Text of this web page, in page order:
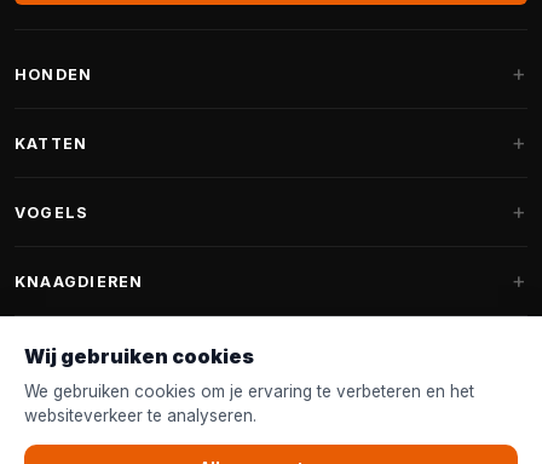
HONDEN
Fantail hondenmanden
Hondenspeelgoed
Halsband & Lijn
Shampoo & Verzorging
KATTEN
Krabpalen voor Maine Coon
Kattenmanden
VOGELS
Vogelvoer binnenvogels
Voederhuisjes
Nestkastjes & Nesting
Tuinvogelvoer
KNAAGDIEREN
Knaagdierenvoer
Accessoires
KLANTENSERVICE
Wij gebruiken cookies
We gebruiken cookies om je ervaring te verbeteren en het
websiteverkeer te analyseren.